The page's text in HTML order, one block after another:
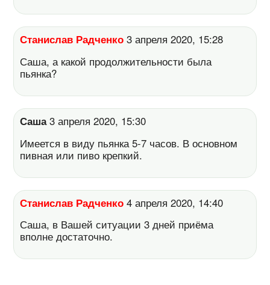
Станислав Радченко 3 апреля 2020, 15:28
Саша, а какой продолжительности была
пьянка?
Саша3 апреля 2020, 15:30
Имеется в виду пьянка 5-7 часов. В основном
пивная или пиво крепкий.
Станислав Радченко 4 апреля 2020, 14:40
Саша, в Вашей ситуации 3 дней приёма
вполне достаточно.